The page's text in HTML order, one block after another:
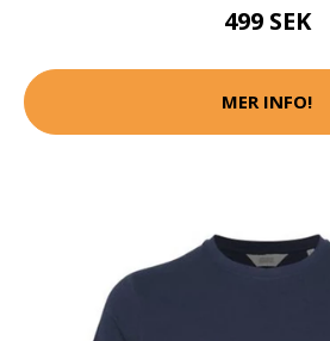
499 SEK
MER INFO!